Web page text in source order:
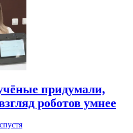
придумали,
роботов умнее